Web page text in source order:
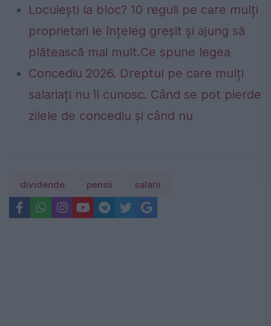
Locuiești la bloc? 10 reguli pe care mulți
proprietari le înțeleg greșit și ajung să
plătească mai mult.Ce spune legea
Concediu 2026. Dreptul pe care mulți
salariați nu îl cunosc. Când se pot pierde
zilele de concediu și când nu
dividende pensii salarii